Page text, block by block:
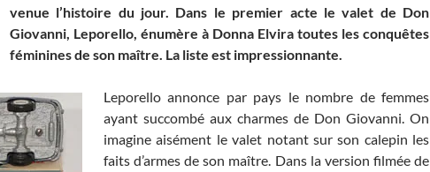
venue l’histoire du jour. Dans le premier acte le valet de Don
Giovanni, Leporello, énumère à Donna Elvira toutes les conquêtes
féminines de son maître. La liste est impressionnante.
Leporello annonce par pays le nombre de femmes
ayant succombé aux charmes de Don Giovanni. On
imagine aisément le valet notant sur son calepin les
faits d’armes de son maître. Dans la version filmée de